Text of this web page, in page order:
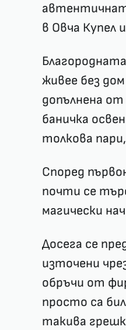
в Овча Купел
живее без
допълнена
баничка
толкова
Според
почти се
магически
Досега се
източени
обръчи от
просто са
такива